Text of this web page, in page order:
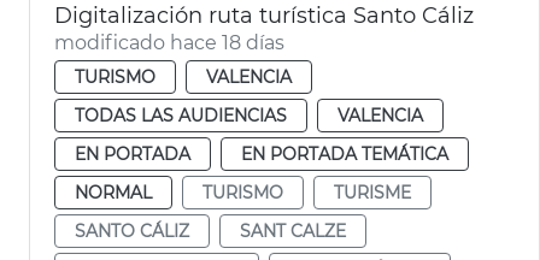
Digitalización ruta turística Santo Cáliz
modificado hace 18 días
TURISMO
VALENCIA
TODAS LAS AUDIENCIAS
VALENCIA
EN PORTADA
EN PORTADA TEMÁTICA
NORMAL
TURISMO
TURISME
SANTO CÁLIZ
SANT CALZE